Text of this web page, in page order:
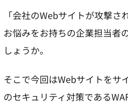
「会社のWebサイトが攻撃
お悩みをお持ちの企業担当者
しょうか。
そこで今回はWebサイトをサ
のセキュリティ対策である